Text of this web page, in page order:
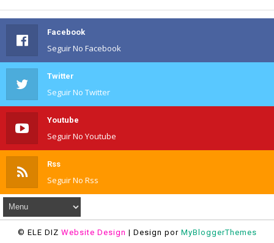
Facebook
Seguir No Facebook
Twitter
Seguir No Twitter
Youtube
Seguir No Youtube
Rss
Seguir No Rss
© ELE DIZ Website Design | Design por MyBloggerThemes